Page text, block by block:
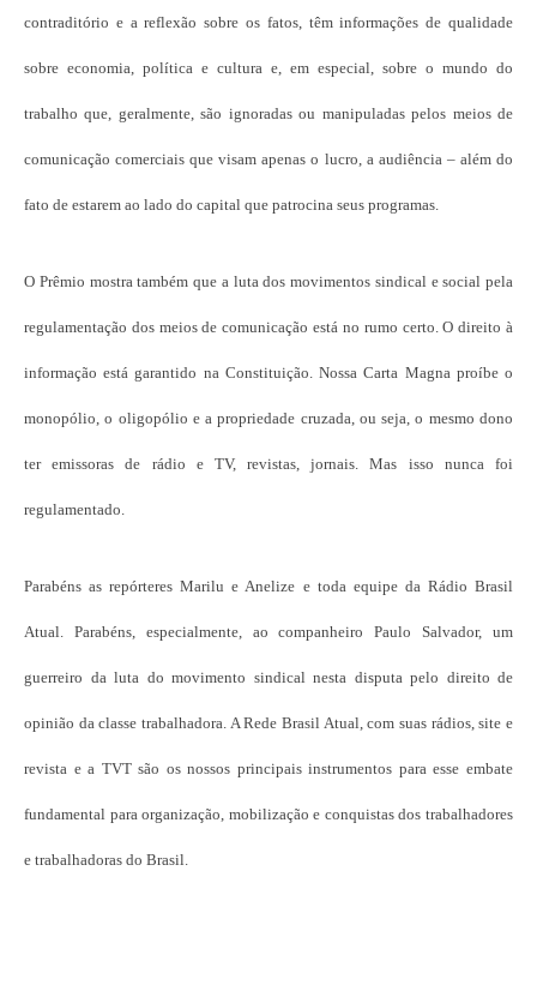
contraditório e a reflexão sobre os fatos, têm informações de qualidade
sobre economia, política e cultura e, em especial, sobre o mundo do
trabalho que, geralmente, são ignoradas ou manipuladas pelos meios de
comunicação comerciais que visam apenas o lucro, a audiência – além do
fato de estarem ao lado do capital que patrocina seus programas.
O Prêmio mostra também que a luta dos movimentos sindical e social pela
regulamentação dos meios de comunicação está no rumo certo. O direito à
informação está garantido na Constituição. Nossa Carta Magna proíbe o
monopólio, o oligopólio e a propriedade cruzada, ou seja, o mesmo dono
ter emissoras de rádio e TV, revistas, jornais. Mas isso nunca foi
regulamentado.
Parabéns as repórteres Marilu e Anelize e toda equipe da Rádio Brasil
Atual. Parabéns, especialmente, ao companheiro Paulo Salvador, um
guerreiro da luta do movimento sindical nesta disputa pelo direito de
opinião da classe trabalhadora. A Rede Brasil Atual, com suas rádios, site e
revista e a TVT são os nossos principais instrumentos para esse embate
fundamental para organização, mobilização e conquistas dos trabalhadores
e trabalhadoras do Brasil.